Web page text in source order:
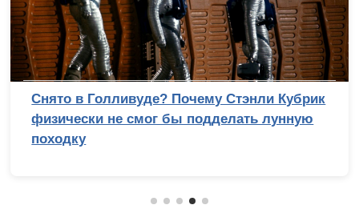
Снято в Голливуде? Почему Стэнли Кубрик
физически не смог бы подделать лунную
походку